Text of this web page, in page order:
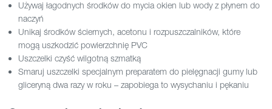
Używaj łagodnych środków do mycia okien lub wody z płynem do
naczyń
Unikaj środków ściernych, acetonu i rozpuszczalników, które
mogą uszkodzić powierzchnię PVC
Uszczelki czyść wilgotną szmatką
Smaruj uszczelki specjalnym preparatem do pielęgnacji gumy lub
gliceryną dwa razy w roku – zapobiega to wysychaniu i pękaniu